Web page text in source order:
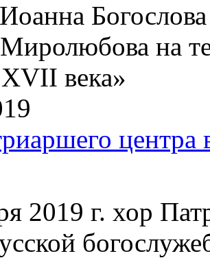
на
века»
центра
2019 г. хор